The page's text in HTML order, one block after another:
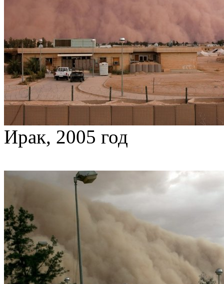
Ирак, 2005 год